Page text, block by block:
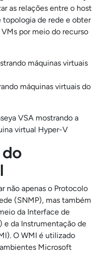
as relações entre o host
topologia de rede e obter
por meio do recurso
máquinas virtuais do
VSA mostrando a
virtual Hyper-V
não apenas o Protocolo
(SNMP), mas também
da Interface de
e da Instrumentação de
O WMI é utilizado
Microsoft